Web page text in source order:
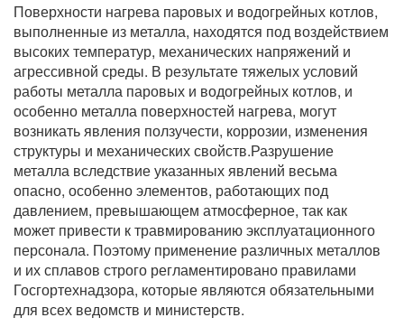
Поверхности нагрева паровых и водогрейных котлов,
выполненные из металла, находятся под воздействием
высоких температур, механических напряжений и
агрессивной среды. В результате тяжелых условий
работы металла паровых и водогрейных котлов, и
особенно металла поверхностей нагрева, могут
возникать явления ползучести, коррозии, изменения
структуры и механических свойств.Разрушение
металла вследствие указанных явлений весьма
опасно, особенно элементов, работающих под
давлением, превышающем атмосферное, так как
может привести к травмированию эксплуатационного
персонала. Поэтому применение различных металлов
и их сплавов строго регламентировано правилами
Госгортехнадзора, которые являются обязательными
для всех ведомств и министерств.